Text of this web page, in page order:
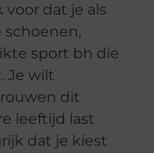
voor dat je als
sport bh die
Je wilt
dit
leeftijd last
dat je kiest